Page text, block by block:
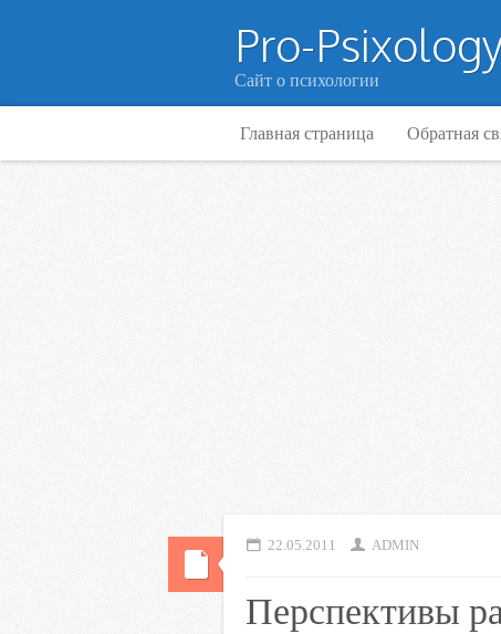
Pro-
Сайт о психологии
Главная страница Обратная
22.05.2011 ADMIN
Перспективы